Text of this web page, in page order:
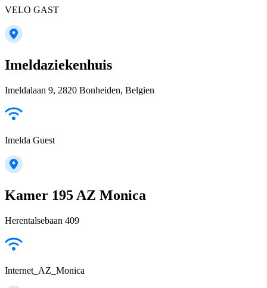
VELO GAST
Imeldaziekenhuis
Imeldalaan 9, 2820 Bonheiden, Belgien
Imelda Guest
Kamer 195 AZ Monica
Herentalsebaan 409
Internet_AZ_Monica